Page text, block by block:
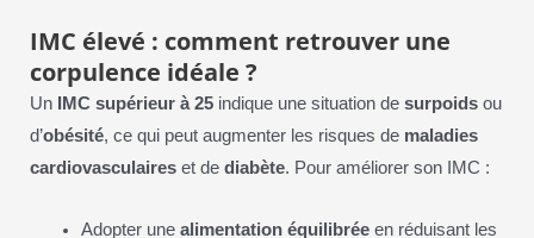
IMC élevé : comment retrouver une
corpulence idéale ?
Un IMC supérieur à 25indique une situation de surpoidsou
d’obésité, ce qui peut augmenter les risques de maladies
cardiovasculaireset de diabète. Pour améliorer son IMC :
Adopter unealimentation équilibrée en réduisant les